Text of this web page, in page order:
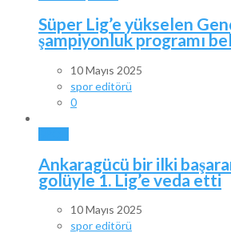
Süper Lig’e yükselen
şampiyonluk programı
10 Mayıs 2025
spor editörü
0
Ankaragücü bir ilki
golüyle 1. Lig’e veda etti
10 Mayıs 2025
spor editörü